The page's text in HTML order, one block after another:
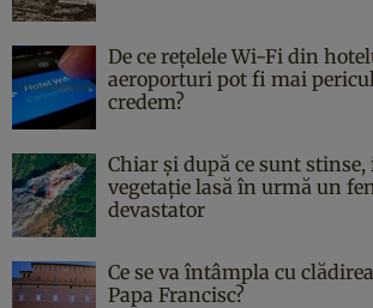
De ce rețelele Wi-Fi din
aeroporturi pot fi mai
credem?
Chiar și după ce sunt
vegetație lasă în urmă un
devastator
Ce se va întâmpla cu
Papa Francisc?